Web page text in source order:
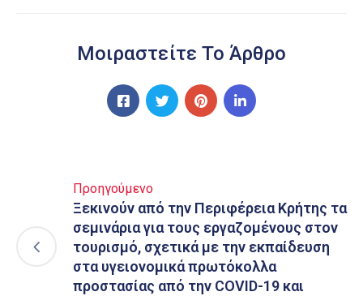
Μοιραστείτε Το Άρθρο
Προηγούμενο
Ξεκινούν από την Περιφέρεια Κρήτης τα
σεμινάρια για τους εργαζομένους στον
τουρισμό, σχετικά με την εκπαίδευση
στα υγειονομικά πρωτόκολλα
προστασίας από την COVID-19 και